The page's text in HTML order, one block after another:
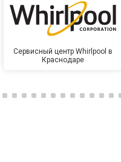
Сервисный центр Whirlpool в
Краснодаре